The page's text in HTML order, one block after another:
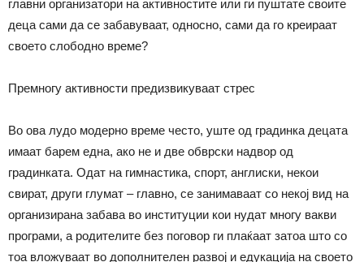
главни организатори на активностите или ги пуштате своите
деца сами да се забавуваат, односно, сами да го креираат
своето слободно време?
Премногу активности предизвикуваат стрес
Во ова лудо модерно време често, уште од градинка децата
имаат барем една, ако не и две обврски надвор од
градинката. Одат на гимнастика, спорт, англиски, некои
свират, други глумат – главно, се занимаваат со некој вид на
организирана забава во институции кои нудат многу вакви
програми, а родителите без поговор ги плаќаат затоа што со
тоа вложуваат во дополнителен развој и едукација на своето